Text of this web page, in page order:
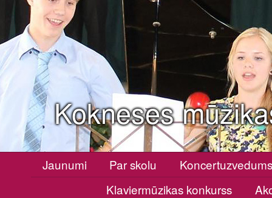
Kokneses
Jaunumi Par skolu
Klaviermūzikas konkurss